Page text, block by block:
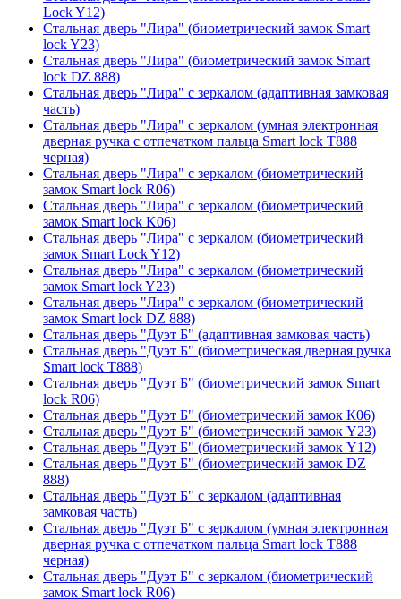
Lock Y12)
Стальная дверь "Лира" (биометрический замок Smart
lock Y23)
Стальная дверь "Лира" (биометрический замок Smart
lock DZ 888)
Стальная дверь "Лира" с зеркалом (адаптивная замковая
часть)
Стальная дверь "Лира" с зеркалом (умная электронная
дверная ручка с отпечатком пальца Smart lock T888
черная)
Стальная дверь "Лира" с зеркалом (биометрический
замок Smart lock R06)
Стальная дверь "Лира" с зеркалом (биометрический
замок Smart lock K06)
Стальная дверь "Лира" с зеркалом (биометрический
замок Smart Lock Y12)
Стальная дверь "Лира" с зеркалом (биометрический
замок Smart lock Y23)
Стальная дверь "Лира" с зеркалом (биометрический
замок Smart lock DZ 888)
Стальная дверь "Дуэт Б" (адаптивная замковая часть)
Стальная дверь "Дуэт Б" (биометрическая дверная ручка
Smart lock T888)
Стальная дверь "Дуэт Б" (биометрический замок Smart
lock R06)
Стальная дверь "Дуэт Б" (биометрический замок К06)
Стальная дверь "Дуэт Б" (биометрический замок Y23)
Стальная дверь "Дуэт Б" (биометрический замок Y12)
Стальная дверь "Дуэт Б" (биометрический замок DZ
888)
Стальная дверь "Дуэт Б" с зеркалом (адаптивная
замковая часть)
Стальная дверь "Дуэт Б" с зеркалом (умная электронная
дверная ручка с отпечатком пальца Smart lock T888
черная)
Стальная дверь "Дуэт Б" с зеркалом (биометрический
замок Smart lock R06)